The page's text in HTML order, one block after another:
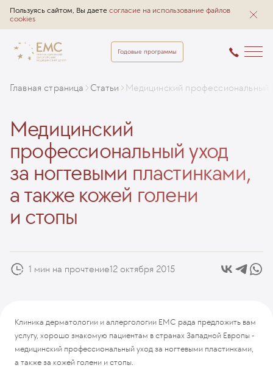
Пользуясь сайтом, Вы даете согласие на использование файлов
cookies
Годовые программы
Главная страница Статьи Медицинский профессиональный
Медицинский
профессиональный уход
за ногтевыми пластинками,
а также кожей голени
и стопы
1 мин на прочтение12 октября 2015
Клиника дерматологии и аллергологии ЕМС рада предложить вам
услугу, хорошо знакомую пациентам в странах Западной Европы -
медицинский профессиональный уход за ногтевыми пластинками,
а также за кожей голени и стопы.